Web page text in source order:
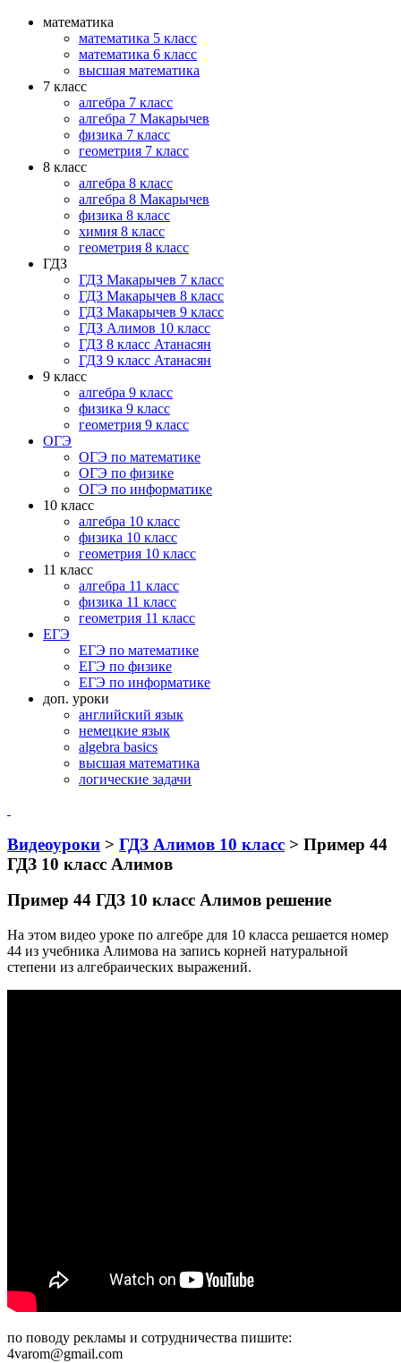
математика
математика 5 класс
математика 6 класс
высшая математика
7 класс
алгебра 7 класс
алгебра 7 Макарычев
физика 7 класс
геометрия 7 класс
8 класс
алгебра 8 класс
алгебра 8 Макарычев
физика 8 класс
химия 8 класс
геометрия 8 класс
ГДЗ
ГДЗ Макарычев 7 класс
ГДЗ Макарычев 8 класс
ГДЗ Макарычев 9 класс
ГДЗ Алимов 10 класс
ГДЗ 8 класс Атанасян
ГДЗ 9 класс Атанасян
9 класс
алгебра 9 класс
физика 9 класс
геометрия 9 класс
ОГЭ
ОГЭ по математике
ОГЭ по физике
ОГЭ по информатике
10 класс
алгебра 10 класс
физика 10 класс
геометрия 10 класс
11 класс
алгебра 11 класс
физика 11 класс
геометрия 11 класс
ЕГЭ
ЕГЭ по математике
ЕГЭ по физике
ЕГЭ по информатике
доп. уроки
английский язык
немецкие язык
algebra basics
высшая математика
логические задачи
Видеоуроки > ГДЗ Алимов 10 класс > Пример 44
ГДЗ 10 класс Алимов
Пример 44 ГДЗ 10 класс Алимов решение
На этом видео уроке по алгебре для 10 класса решается номер
44 из учебника Алимова на запись корней натуральной
степени из алгебраических выражений.
по поводу рекламы и сотрудничества пишите:
4varom@gmail.com